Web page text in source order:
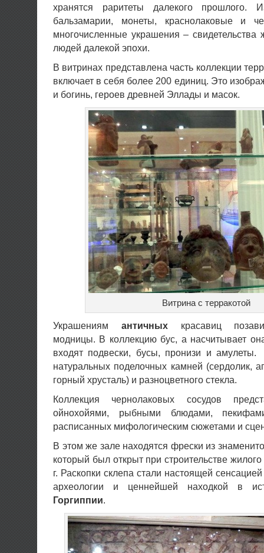
хранятся раритеты далекого прошлого.
бальзамарии, монеты, краснолаковые и
многочисленные украшения – свидетельства
людей далекой эпохи.
В витринах представлена часть коллекции
включает в себя более 200 единиц. Это
и богинь, героев древней Эллады и масок.
Витрина с терракотой
Украшениям античныхкрасавиц
модницы. В коллекцию бус, а насчитывает
входят подвески, бусы, пронизи и
натуральных поделочных камней (сердолик,
горный хрусталь) и разноцветного стекла.
Коллекция чернолаковых сосудов
ойнохойями, рыбными блюдами,
расписанных мифологическим сюжетами и
В этом же зале находятся фрески из
который был открыт при строительстве
г. Раскопки склепа стали настоящей
археологии и ценнейшей находкой в
Горгиппии.